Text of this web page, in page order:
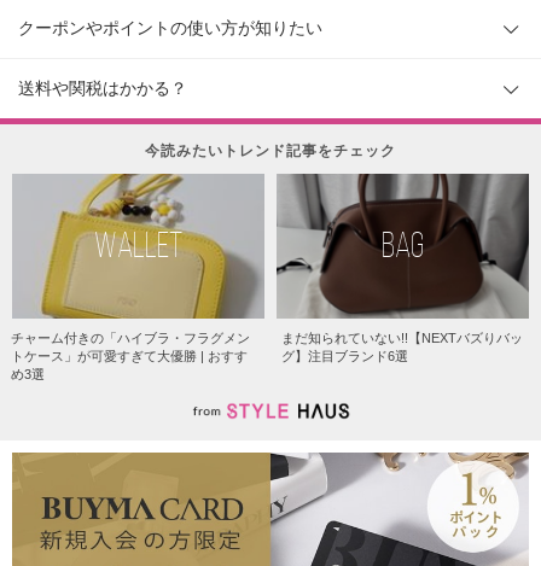
クーポンやポイントの使い方が知りたい
送料や関税はかかる？
今読みたいトレンド記事をチェック
WALLET
チャーム付きの「ハイブラ・フラグメン
トケース」が可愛すぎて大優勝 | おすす
め3選
BAG
まだ知られていない!!【NEXTバズりバッ
グ】注目ブランド6選